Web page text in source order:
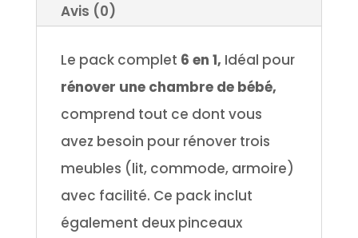
Avis (0)
Le pack complet 6 en 1, Idéal pour
rénover une chambre de bébé,
comprend tout ce dont vous
avez besoin pour rénover trois
meubles (lit, commode, armoire)
avec facilité. Ce pack inclut
également deux pinceaux